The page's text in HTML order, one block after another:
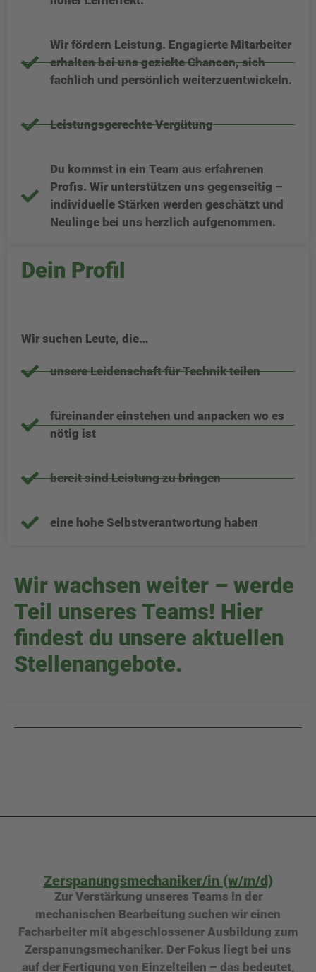
Wir fördern Leistung. Engagierte Mitarbeiter
erhalten bei uns gezielte Chancen, sich
fachlich und persönlich weiterzuentwickeln.
Leistungsgerechte Vergütung
Du kommst in ein Team aus erfahrenen
Profis. Wir unterstützen uns gegenseitig –
individuelle Stärken werden geschätzt und
Neulinge bei uns herzlich aufgenommen.
Dein Profil
Wir suchen Leute, die…
unsere Leidenschaft für Technik teilen
füreinander einstehen und anpacken wo es
nötig ist
bereit sind Leistung zu bringen
eine hohe Selbstverantwortung haben
Wir wachsen weiter – werde
Teil unseres Teams! Hier
findest du unsere aktuellen
Stellenangebote.
Zerspanungsmechaniker/in (w/m/d)​
Zur Verstärkung unseres Teams in der
mechanischen Bearbeitung suchen wir einen
Facharbeiter mit abgeschlossener Ausbildung zum
Zerspanungsmechaniker. Der Fokus liegt bei uns
auf der Fertigung von Einzelteilen – das bedeutet,